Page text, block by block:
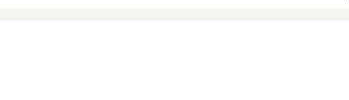
max., ...
1765)